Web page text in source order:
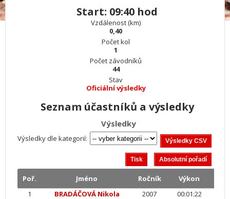
Start: 09:40 hod
Vzdálenost (km)
0,40
Počet kol
1
Počet závodníků
44
Stav
Oficiální výsledky
Seznam účastníků a výsledky
Výsledky
Výsledky dle kategorií:
Poř. Jméno Ročník
Výkon
1
BRADÁČOVÁ Nikola 2007
00:01:22